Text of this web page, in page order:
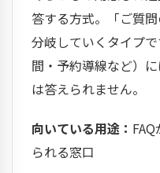
答する方式。「ご質
分岐していくタイプ
間・予約導線など）
は答えられません。
向いている用途：
られる窓口